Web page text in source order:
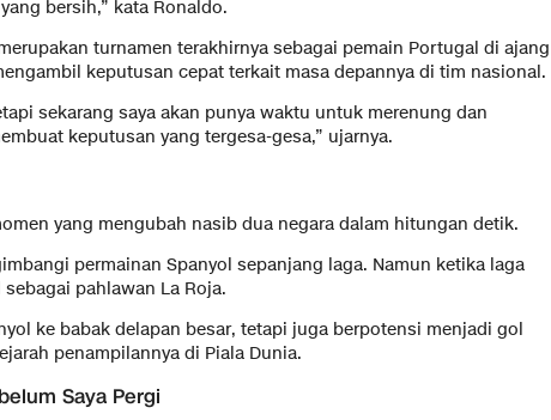
bersih,” kata Ronaldo.
turnamen terakhirnya sebagai pemain Portugal di ajang
keputusan cepat terkait masa depannya di tim nasional.
sekarang saya akan punya waktu untuk merenung dan
keputusan yang tergesa-gesa,” ujarnya.
yang mengubah nasib dua negara dalam hitungan detik.
permainan Spanyol sepanjang laga. Namun ketika laga
pahlawan La Roja.
ke babak delapan besar, tetapi juga berpotensi menjadi gol
penampilannya di Piala Dunia.
Saya Pergi